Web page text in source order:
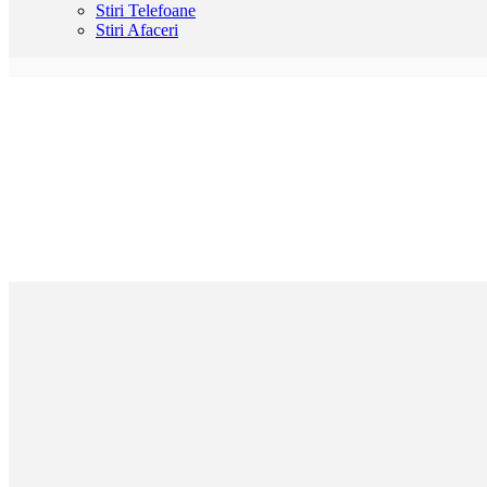
Stiri Telefoane
Stiri Afaceri